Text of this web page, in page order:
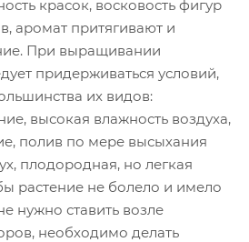
красок, восковость фигур
аромат притягивают и
При выращивании
придерживаться условий,
их видов:
высокая влажность воздуха,
полив по мере высыхания
плодородная, но легкая
растение не болело и имело
нужно ставить возле
необходимо делать